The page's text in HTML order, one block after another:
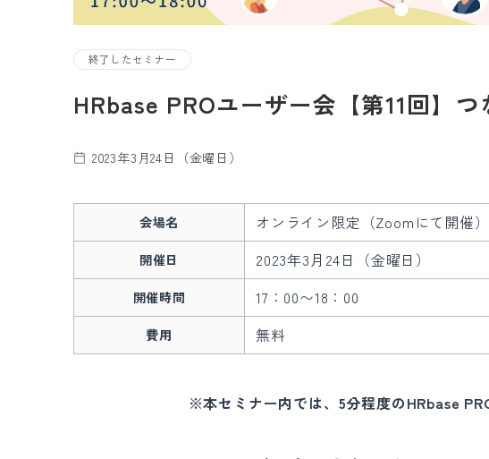
終了したセミナー
​​HRbase PROユーザー会【第11回】
2023年3月24日（金曜日）
会場名 オンライン限定（Zoomにて開催）
開催日 2023年3月24日（金曜日）
開催時間 17：00〜18：00
費用 無料
※本セミナー内では、5分程度のHRbase